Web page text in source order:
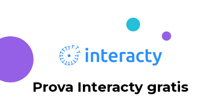
Prova Interacty gratis